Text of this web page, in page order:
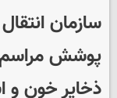
سازمان
پوشش مراسم
ذخایر خون و